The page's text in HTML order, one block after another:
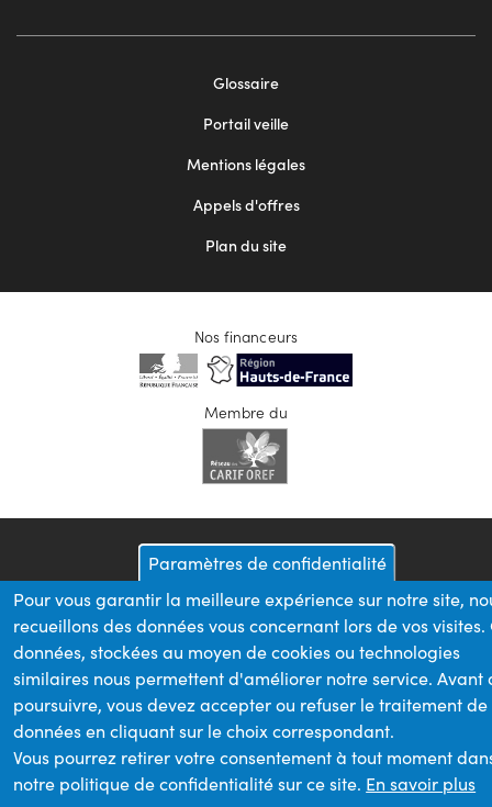
Glossaire
Portail veille
Mentions légales
Appels d'offres
Plan du site
Nos financeurs
Membre du
Paramètres de confidentialité
Pour vous garantir la meilleure expérience sur notre site,
recueillons des données vous concernant lors de vos visites.
données, stockées au moyen de cookies ou technologies
similaires nous permettent d'améliorer notre service. Avant
poursuivre, vous devez accepter ou refuser le traitement de
données en cliquant sur le choix correspondant.
Vous pourrez retirer votre consentement à tout moment
notre politique de confidentialité sur ce site. En savoir plus